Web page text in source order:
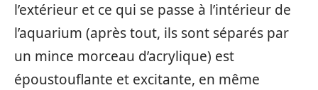
l’extérieur et ce qui se passe à l’intérieur de
l’aquarium (après tout, ils sont séparés par
un mince morceau d’acrylique) est
époustouflante et excitante, en même